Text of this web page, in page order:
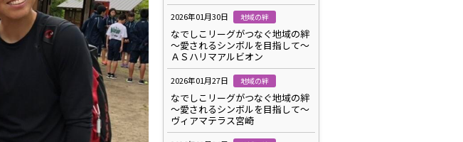
2026年01月30日 地域の絆
なでしこリーグがつなぐ地域の絆
～愛されるシンボルを目指して～
ＡＳハリマアルビオン
2026年01月27日 地域の絆
なでしこリーグがつなぐ地域の絆
～愛されるシンボルを目指して～
ヴィアマテラス宮崎